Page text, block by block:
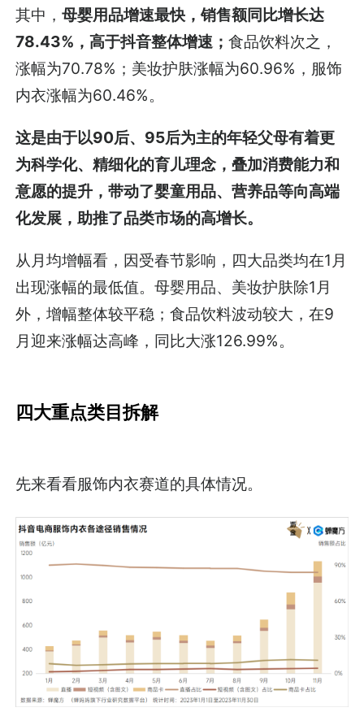
其中，母婴用品增速最快，销售额同比增长达
78.43%，高于抖音整体增速；食品饮料次之，
涨幅为70.78%；美妆护肤涨幅为60.96%，服饰
内衣涨幅为60.46%。
这是由于以90后、95后为主的年轻父母有着更
为科学化、精细化的育儿理念，叠加消费能力和
意愿的提升，带动了婴童用品、营养品等向高端
化发展，助推了品类市场的高增长。
从月均增幅看，因受春节影响，四大品类均在1月
出现涨幅的最低值。母婴用品、美妆护肤除1月
外，增幅整体较平稳；食品饮料波动较大，在9
月迎来涨幅达高峰，同比大涨126.99%。
四大重点类目拆解
先来看看服饰内衣赛道的具体情况。